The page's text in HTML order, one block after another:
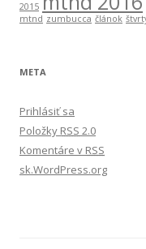
2015
mtnd zumbucca článok
META
Prihlásiť sa
Položky RSS 2.0
Komentáre v RSS
sk.WordPress.org